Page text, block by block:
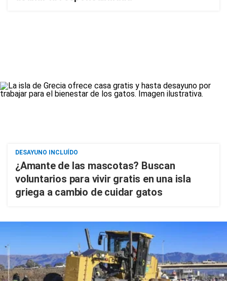
DESAYUNO INCLUÍDO
¿Amante de las mascotas? Buscan
voluntarios para vivir gratis en una isla
griega a cambio de cuidar gatos